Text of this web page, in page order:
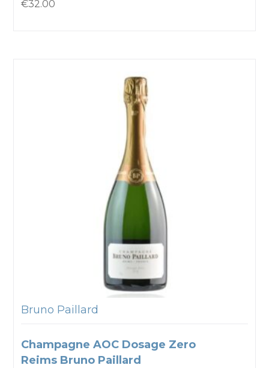
€32.00
Bruno Paillard
Champagne AOC Dosage Zero
Reims Bruno Paillard